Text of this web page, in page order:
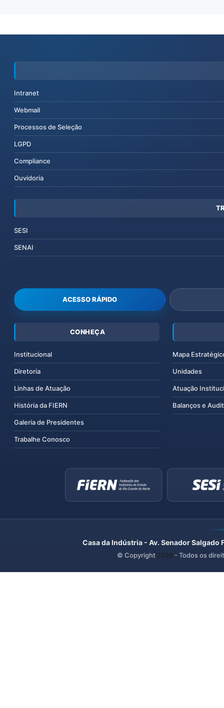
Intranet
Webmail
Processos de Seleção
LGPD
Compliance
Ouvidoria
SESI
SENAI
ACESSO RÁPIDO
CONHEÇA
Institucional
Diretoria
Linhas de Atuação
História da FIERN
Galeria de Presidentes
Trabalhe Conosco
Mapa
Unidades
Atuação
Balanços e
Casa da Indústria - Av. Senador
© Copyright 2026 - Todos os